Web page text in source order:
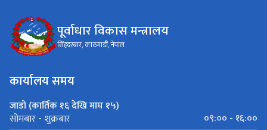
पूर्वाधार विकास मन्त्रालय
सिंहदरबार, काठमाडौं, नेपाल
कार्यालय समय
जाडो (कार्तिक १६ देखि माघ १५)
सोमबार - शुक्रबार
०९:०० - १६:००